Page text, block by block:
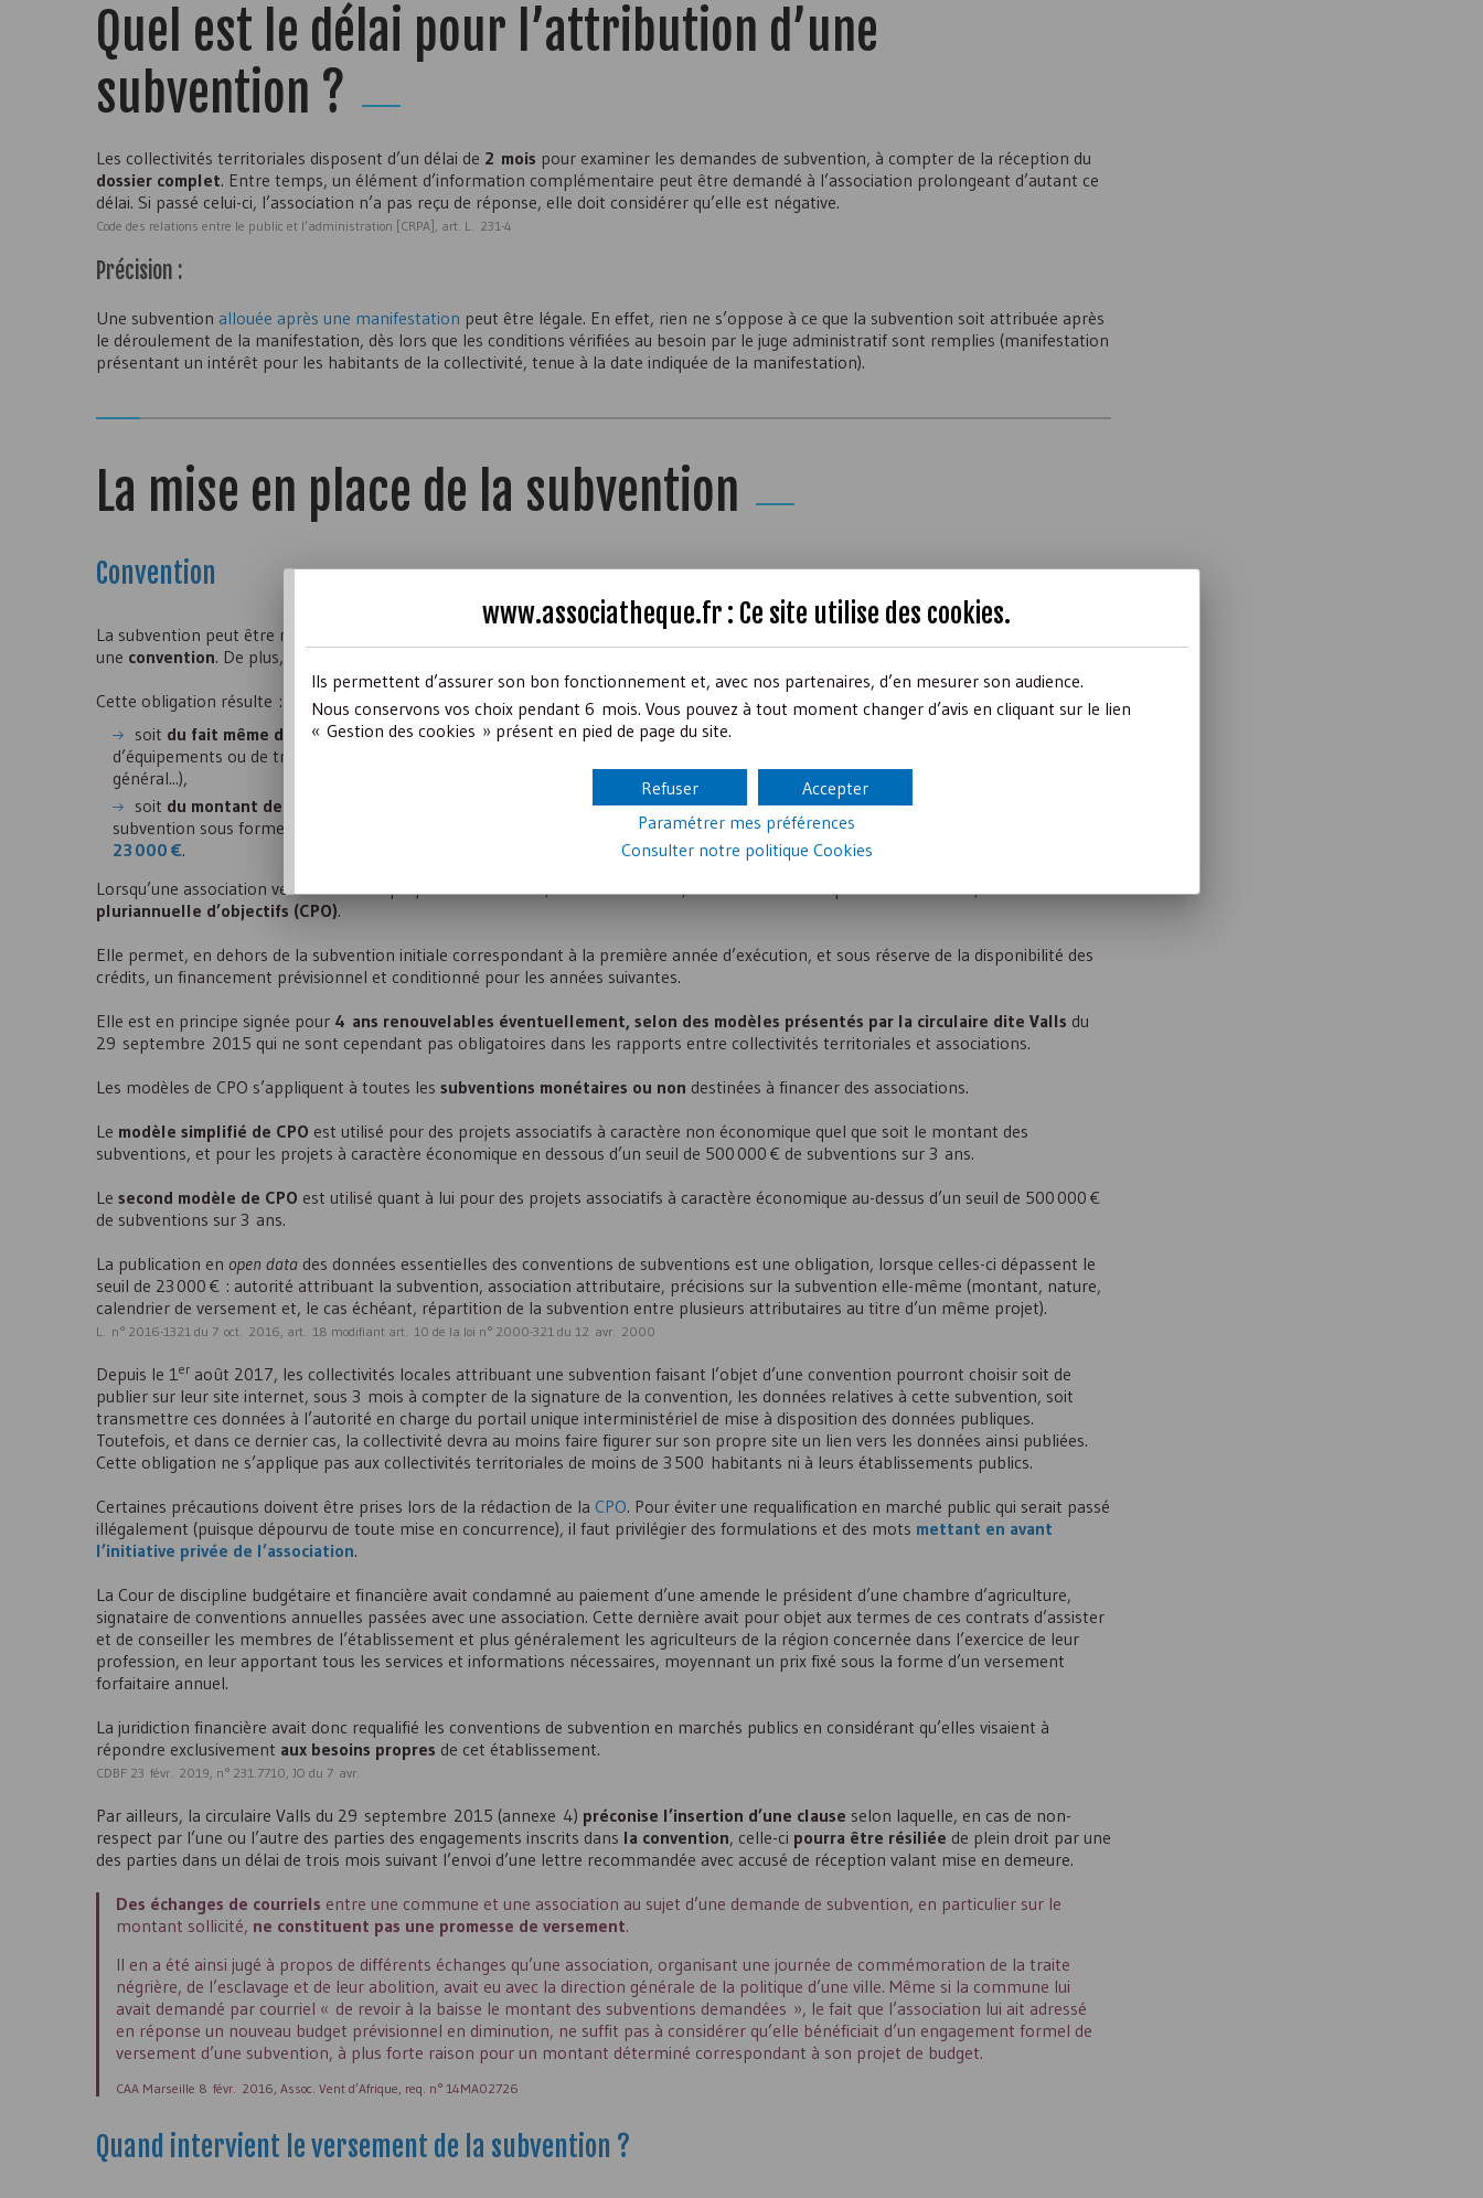
Quel est le délai pour l’attribution d’une
subvention ?
Les collectivités territoriales disposent d’un délai de 2 mois pour examiner les demandes de subvention, à compter de la réception du
dossier complet. Entre temps, un élément d’information complémentaire peut être demandé à l’association prolongeant d’autant ce
délai. Si passé celui-ci, l’association n’a pas reçu de réponse, elle doit considérer qu’elle est négative.
Code des relations entre le public et l’administration [CRPA], art. L. 231-4
Précision :
Une subvention allouée après une manifestation peut être légale. En effet, rien ne s’oppose à ce que la subvention soit attribuée après
le déroulement de la manifestation, dès lors que les conditions vérifiées au besoin par le juge administratif sont remplies (manifestation
présentant un intérêt pour les habitants de la collectivité, tenue à la date indiquée de la manifestation).
La mise en place de la subvention
Convention
La subvention peut être mise en place par le seul biais d’une décision d’attribution
une convention. De plus, dans certains cas, une convention écrite est obligatoire.
Cette obligation résulte :
soit du fait même de la nature de l’activité subventionnée(cas par exemple des associations sportives, du financement
d’équipements ou de travaux pouvant profiter aux pratiquants d’un culte, d’établissements privés d’enseignement secondaire
général...),
soit du montant de la subvention accordée
. Dans ce dernier cas, l’établissement d’une convention est obligatoire pour toute
subvention sous forme monétaire uniquement (et non représentée par des prestations en nature) d’un
23 000 €.
Lorsqu’une association veut inscrire un projetdans la durée, elle doit conclure, avec la collectivité qui la subventionne, uneconvention
pluriannuelle d’objectifs (CPO).
Elle permet, en dehors de la subvention initiale correspondant à la première année d’exécution, et sous réserve de la disponibilité des
crédits, un financement prévisionnel et conditionné pour les années suivantes.
Elle est en principe signée pour 4 ans renouvelables éventuellement, selon des modèles présentés par la circulaire dite Valls du
29 septembre 2015 qui ne sont cependant pas obligatoires dans les rapports entre collectivités territoriales et associations.
Les modèles de CPO s’appliquent à toutes les subventions monétaires ou non destinées à financer des associations.
Le modèle simplifié de CPO est utilisé pour des projets associatifs à caractère non économique quel que soit le montant des
subventions, et pour les projets à caractère économique en dessous d’un seuil de 500 000 € de subventions sur 3 ans.
Le second modèle de CPO est utilisé quant à lui pour des projets associatifs à caractère économique au-dessus d’un seuil de 500 000 €
de subventions sur 3 ans.
La publication en open data des données essentielles des conventions de subventions est une obligation, lorsque celles-ci dépassent le
seuil de 23 000 € : autorité attribuant la subvention, association attributaire, précisions sur la subvention elle-même (montant, nature,
calendrier de versement et, le cas échéant, répartition de la subvention entre plusieurs attributaires au titre d’un même projet).
L. n° 2016-1321 du 7 oct. 2016, art. 18 modifiant art. 10 de la loi n° 2000-321 du 12 avr. 2000
Depuis le 1er août 2017, les collectivités locales attribuant une subvention faisant l’objet d’une convention pourront choisir soit de
publier sur leur site internet, sous 3 mois à compter de la signature de la convention, les données relatives à cette subvention, soit
transmettre ces données à l’autorité en charge du portail unique interministériel de mise à disposition des données publiques.
Toutefois, et dans ce dernier cas, la collectivité devra au moins faire figurer sur son propre site un lien vers les données ainsi publiées.
Cette obligation ne s’applique pas aux collectivités territoriales de moins de 3 500 habitants ni à leurs établissements publics.
Certaines précautions doivent être prises lors de la rédaction de la CPO. Pour éviter une requalification en marché public qui serait passé
illégalement (puisque dépourvu de toute mise en concurrence), il faut privilégier des formulations et des mots mettant en avant
l’initiative privée de l’association.
La Cour de discipline budgétaire et financière avait condamné au paiement d’une amende le président d’une chambre d’agriculture,
signataire de conventions annuelles passées avec une association. Cette dernière avait pour objet aux termes de ces contrats d’assister
et de conseiller les membres de l’établissement et plus généralement les agriculteurs de la région concernée dans l’exercice de leur
profession, en leur apportant tous les services et informations nécessaires, moyennant un prix fixé sous la forme d’un versement
forfaitaire annuel.
La juridiction financière avait donc requalifié les conventions de subvention en marchés publics en considérant qu’elles visaient à
répondre exclusivement aux besoins propres de cet établissement.
CDBF 23 févr. 2019, n° 231.7710, JO du 7 avr.
Par ailleurs, la circulaire Valls du 29 septembre 2015 (annexe 4) préconise l’insertion d’une clause selon laquelle, en cas de non-
respect par l’une ou l’autre des parties des engagements inscrits dans la convention, celle-ci pourra être résiliée de plein droit par une
des parties dans un délai de trois mois suivant l’envoi d’une lettre recommandée avec accusé de réception valant mise en demeure.
Des échanges de courriels entre une commune et une association au sujet d’une demande de subvention, en particulier sur le
montant sollicité, ne constituent pas une promesse de versement.
Il en a été ainsi jugé à propos de différents échanges qu’une association, organisant une journée de commémoration de la traite
négrière, de l’esclavage et de leur abolition, avait eu avec la direction générale de la politique d’une ville. Même si la commune lui
avait demandé par courriel « de revoir à la baisse le montant des subventions demandées », le fait que l’association lui ait adressé
en réponse un nouveau budget prévisionnel en diminution, ne suffit pas à considérer qu’elle bénéficiait d’un engagement formel de
versement d’une subvention, à plus forte raison pour un montant déterminé correspondant à son projet de budget.
CAA Marseille 8 févr. 2016, Assoc. Vent d’Afrique, req. n° 14MA02726
Quand intervient le versement de la subvention ?
www.associatheque.fr : Ce site utilise des cookies.
Ils permettent d’assurer son bon fonctionnement et, avec nos partenaires, d’en mesurer son audience.
Nous conservons vos choix pendant 6 mois. Vous pouvez à tout moment changer d’avis en cliquant sur le lien
« Gestion des cookies » présent en pied de page du site.
Accepter
Refuser
Paramétrer mes préférences
Consulter notre politique Cookies